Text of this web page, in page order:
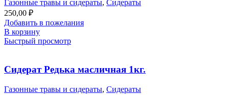
Газонные травы и сидераты, Сидераты
250,00 ₽
Добавить в пожелания
В корзину
Быстрый просмотр
Сидерат Редька масличная 1кг.
Газонные травы и сидераты, Сидераты